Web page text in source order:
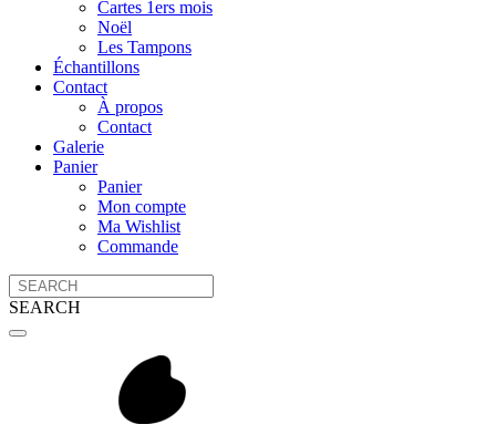
Cartes 1ers mois
Noël
Les Tampons
Échantillons
Contact
À propos
Contact
Galerie
Panier
Panier
Mon compte
Ma Wishlist
Commande
SEARCH